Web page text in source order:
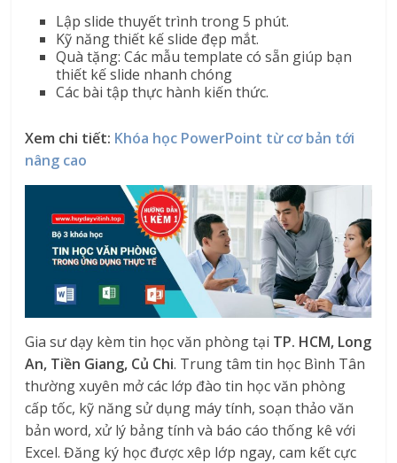
Lập slide thuyết trình trong 5 phút.
Kỹ năng thiết kế slide đẹp mắt.
Quà tặng: Các mẫu template có sẵn giúp bạn
thiết kế slide nhanh chóng
Các bài tập thực hành kiến thức.
Xem chi tiết: Khóa học PowerPoint từ cơ bản tới
nâng cao
Gia sư dạy kèm tin học văn phòng tại TP. HCM, Long
An, Tiền Giang, Củ Chi. Trung tâm tin học Bình Tân
thường xuyên mở các lớp đào tin học văn phòng
cấp tốc, kỹ năng sử dụng máy tính, soạn thảo văn
bản word, xử lý bảng tính và báo cáo thống kê với
Excel. Đăng ký học được xêp lớp ngay, cam kết cực